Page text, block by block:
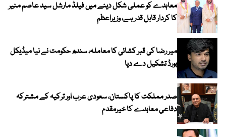
معاہدے کو عملی شکل دینے میں فیلڈ مارشل سید عاصم منیر
کا کردار قابل قدر ہے، وزیراعظم
میر رضا کی قبر کشائی کا معاملہ، سندھ حکومت نے نیا میڈیکل
بورڈ تشکیل دے دیا
صدر مملکت کا پاکستان، سعودی عرب اور ترکیہ کے مشترکہ
دفاعی معاہدے کا خیرمقدم